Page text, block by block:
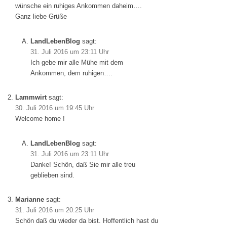
wünsche ein ruhiges Ankommen daheim….
Ganz liebe Grüße
LandLebenBlog sagt:
31. Juli 2016 um 23:11 Uhr
Ich gebe mir alle Mühe mit dem
Ankommen, dem ruhigen….
Lammwirt sagt:
30. Juli 2016 um 19:45 Uhr
Welcome home !
LandLebenBlog sagt:
31. Juli 2016 um 23:11 Uhr
Danke! Schön, daß Sie mir alle treu
geblieben sind.
Marianne sagt:
31. Juli 2016 um 20:25 Uhr
Schön daß du wieder da bist. Hoffentlich hast du